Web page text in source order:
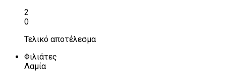
2
0
Τελικό αποτέλεσμα
Φιλιάτες
Λαμία